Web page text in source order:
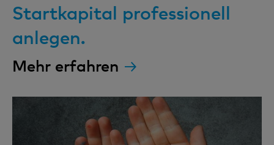
Startkapital professionell
anlegen.
Mehr erfahren